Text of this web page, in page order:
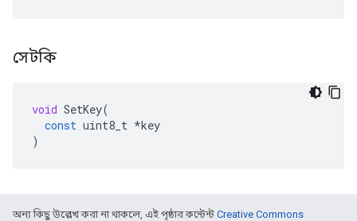
সেটকি
void SetKey(
const uint8_t *key
)
অন্য কিছু উল্লেখ করা না থাকলে, এই পৃষ্ঠার কন্টেন্ট Creative Commons